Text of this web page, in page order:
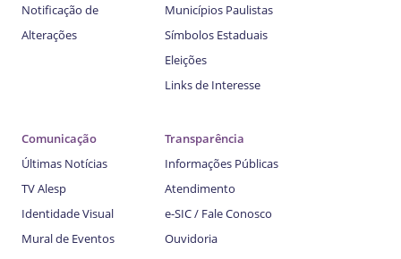
Notificação de
Alterações
Municípios Paulistas
Símbolos Estaduais
Eleições
Links de Interesse
Comunicação
Últimas Notícias
TV Alesp
Identidade Visual
Mural de Eventos
Transparência
Informações Públicas
Atendimento
e-SIC / Fale Conosco
Ouvidoria